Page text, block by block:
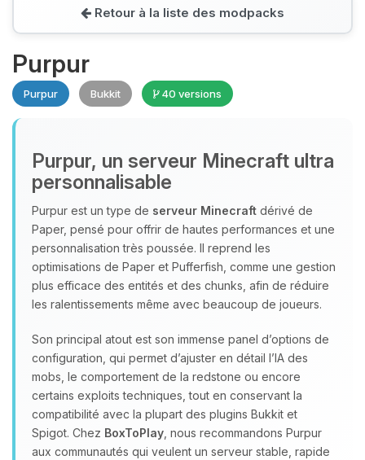
Retour à la liste des modpacks
Purpur
Purpur Bukkit 40 versions
Purpur, un serveur Minecraft ultra
personnalisable
Purpur est un type de serveur Minecraft dérivé de
Paper, pensé pour offrir de hautes performances et une
personnalisation très poussée. Il reprend les
optimisations de Paper et Pufferfish, comme une gestion
plus efficace des entités et des chunks, afin de réduire
les ralentissements même avec beaucoup de joueurs.
Son principal atout est son immense panel d’options de
configuration, qui permet d’ajuster en détail l’IA des
mobs, le comportement de la redstone ou encore
certains exploits techniques, tout en conservant la
compatibilité avec la plupart des plugins Bukkit et
Spigot. Chez BoxToPlay , nous recommandons Purpur
aux communautés qui veulent un serveur stable, rapide
Youpi, enfin quelqu’un pour me
parler ! Moi c’est Choupy, ton petit
assistant BoxToPlay. Dis-moi ce dont
tu as besoin et je vais remuer mes
petits circuits pour t’aider.
06/08/2026 à 08:11